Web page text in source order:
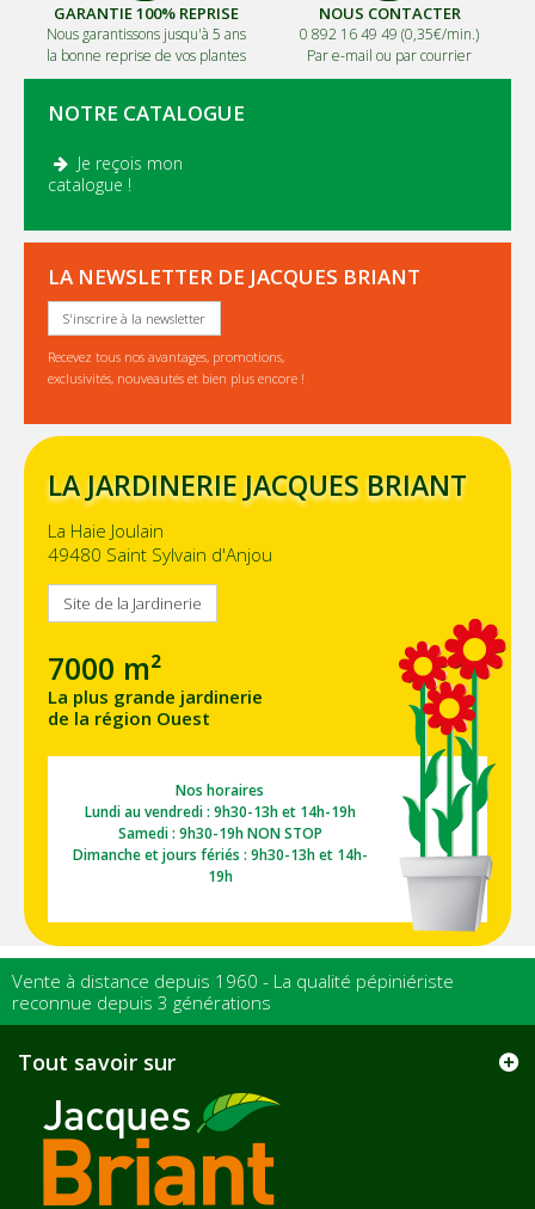
GARANTIE 100% REPRISE
Nous garantissons jusqu'à 5 ans
la bonne reprise de vos plantes
NOUS CONTACTER
0 892 16 49 49 (0,35€/min.)
Par e-mail ou par courrier
NOTRE CATALOGUE
Je reçois mon
catalogue !
LA NEWSLETTER DE JACQUES BRIANT
S'inscrire à la newsletter
Recevez tous nos avantages, promotions,
exclusivités, nouveautés et bien plus encore !
LA JARDINERIE JACQUES BRIANT
La Haie Joulain
49480 Saint Sylvain d'Anjou
Site de la Jardinerie
7000 m²
La plus grande jardinerie
de la région Ouest
Nos horaires
Lundi au vendredi : 9h30-13h et 14h-19h
Samedi : 9h30-19h NON STOP
Dimanche et jours fériés : 9h30-13h et 14h-
19h
Vente à distance depuis 1960 - La qualité pépiniériste
reconnue depuis 3 générations
Tout savoir sur